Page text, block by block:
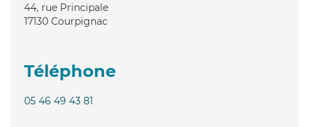
44, rue Principale
17130 Courpignac
Téléphone
05 46 49 43 81